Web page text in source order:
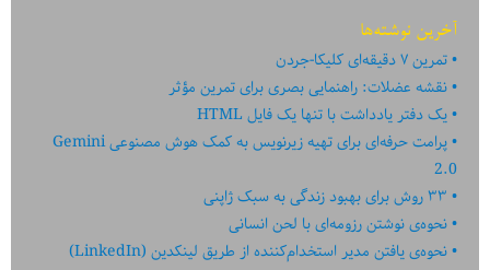
آخرین نوشته‌ها
تمرین ۷ دقیقه‌ای کلیکا-جردن
نقشه عضلات: راهنمایی بصری برای تمرین مؤثر
یک دفتر یادداشت با تنها یک فایل HTML
پرامت حرفه‌ای برای تهیه زیرنویس به کمک هوش مصنوعی Gemini
2.0
۳۳ روش برای بهبود زندگی به سبک ژاپنی
نحوه‌ی نوشتن رزومه‌ای با لحن انسانی
نحوه‌ی یافتن مدیر استخدام‌کننده از طریق لینکدین (LinkedIn)